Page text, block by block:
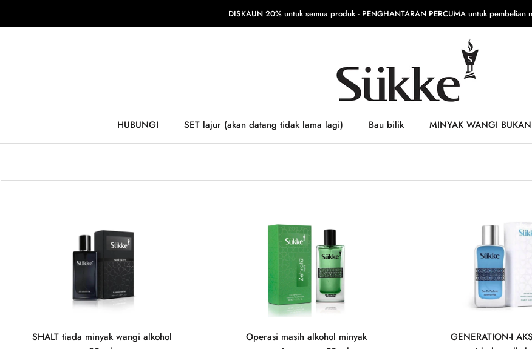
DISKAUN 20% untuk semua produk - PENGHANTARAN PERCUMA untuk pembelian
HUBUNGI
SET lajur (akan datang tidak lama lagi)
Bau bilik
MINYAK WANGI
SHALT tiada minyak wangi alkohol
Operasi masih alkohol minyak
GENERATION-I